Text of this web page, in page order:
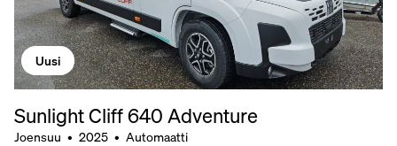
Uusi
Sunlight Cliff 640 Adventure
Joensuu • 2025 • Automaatti